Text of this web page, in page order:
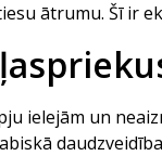
ātrumu. Šī ir
ielejām un